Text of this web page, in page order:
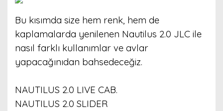
Bu kısımda size hem renk, hem de
kaplamalarda yenilenen Nautilus 2.0 JLC ile
nasıl farklı kullanımlar ve avlar
yapacağınıdan bahsedeceğiz.
NAUTILUS 2.0 LIVE CAB.
NAUTILUS 2.0 SLIDER